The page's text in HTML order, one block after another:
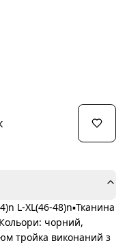
L-XL(46-48)n▪️Тканина
чорний,
тройка виконаний з